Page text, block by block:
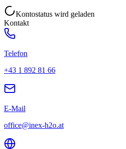
Kontostatus wird geladen
Kontakt
Telefon
+43 1 892 81 66
E-Mail
office@inex-h2o.at